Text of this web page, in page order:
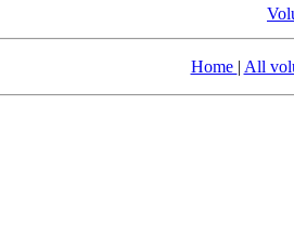
Home | All